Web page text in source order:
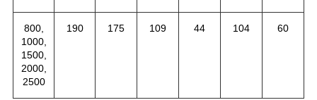
800,
1000,
1500,
2000,
2500
190 175 109 44 104 60